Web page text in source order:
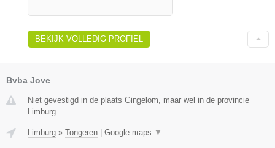
BEKIJK VOLLEDIG PROFIEL
Bvba Jove
Niet gevestigd in de plaats Gingelom, maar wel in de provincie
Limburg.
Limburg » Tongeren Google maps ▼